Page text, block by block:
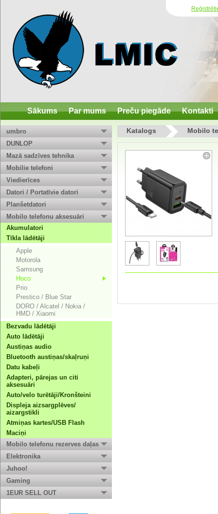
Sākums Par mums Preču piegāde Kontakti
umbro
DUNLOP
Mazā sadzīves tehnika
Mobilie telefoni
Viedierīces
Datori / Portatīvie datori
Planšetdatori
Mobilo telefonu aksesuāri
Akumulatori
Tīkla lādētāji
Apple
Motorola
Samsung
Hoco
Prio
Prestico / Blue Star
DORO / Alcatel / Nokia /
HMD / Xiaomi
Bezvadu lādētāji
Auto lādētāji
Austiņas audio
Bluetooth austiņas/skaļruņi
Datu kabeļi
Adapteri, pārejas un citi
aksesuāri
Auto/velo turētāji/Kronšteini
Displeja aizsargplēves/
aizargstikli
Atmiņas kartes/USB Flash
Maciņi
Mobilo telefonu rezerves daļas
Elektronika
Juhoo!
Gaming
1EUR SELL OUT
Katalogs Mobilo